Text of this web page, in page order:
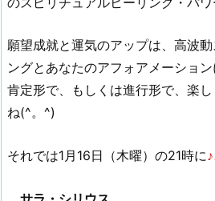
願望成就と運気のアップは、高波
ングとあなたのアフォアメーション
肯定形で、もしくは進行形で、楽
ね(^。^)
それでは1月16日（木曜）の21時に